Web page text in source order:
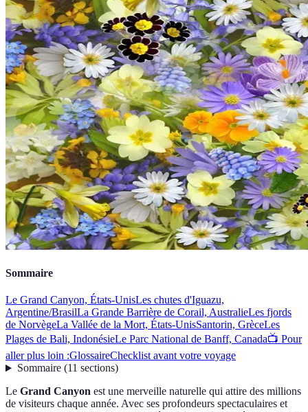
Sommaire
Le Grand Canyon, États-UnisLes chutes d'Iguazu,
Argentine/BrasilLa Grande Barrière de Corail, AustralieLes fjords
de NorvègeLa Vallée de la Mort, États-UnisSantorin, GrèceLes
Plages de Bali, IndonésieLe Parc National de Banff, Canada📺 Pour
aller plus loin :GlossaireChecklist avant votre voyage
Sommaire(11 sections)
Le Grand Canyon est une merveille naturelle qui attire des millions
de visiteurs chaque année. Avec ses profondeurs spectaculaires et